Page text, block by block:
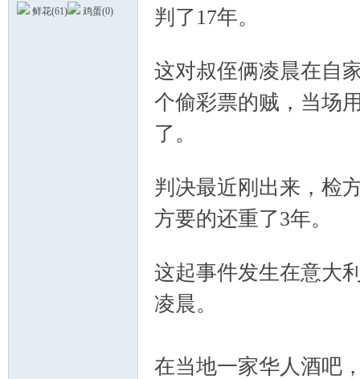
鲜花(61) 鸡蛋(0)
判了17年。
这对叔侄俩凌晨在自
个偷彩票的贼，当场
了。
判决最近刚出来，检
方要的还重了3年。
这起事件发生在意大
凌晨。
在当地一家华人酒吧